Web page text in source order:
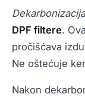
Dekarbonizacija
DPF filtere.
pročišćava
Ne oštećuje
Nakon